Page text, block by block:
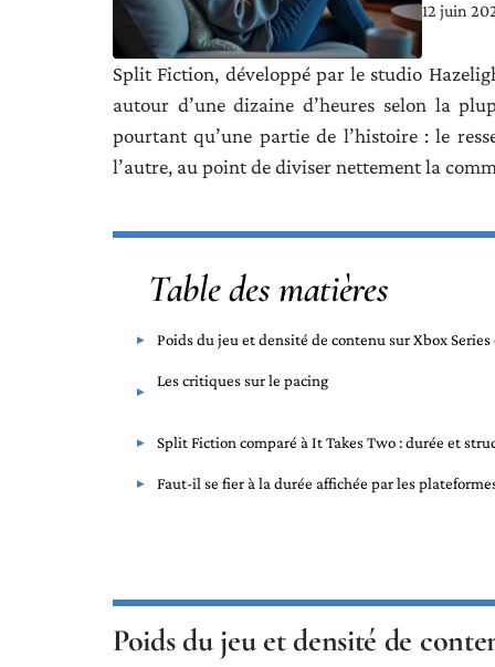
12 juin
Split Fiction, développé par le studio
autour d’une dizaine d’heures selon la
pourtant qu’une partie de l’histoire : le
l’autre, au point de diviser nettement la
Table des matières
Poids du jeu et densité de contenu sur Xbox Series
Les critiques sur le pacing
Split Fiction comparé à It Takes Two : durée et
Faut-il se fier à la durée affichée par les
Poids du jeu et densité de